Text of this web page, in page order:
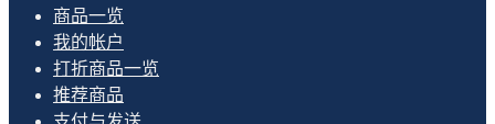
商品一览
我的帐户
打折商品一览
推荐商品